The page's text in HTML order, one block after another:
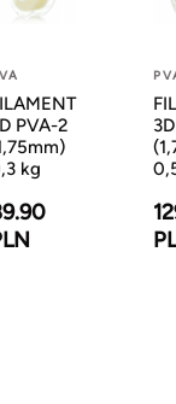
PVA-2
kg